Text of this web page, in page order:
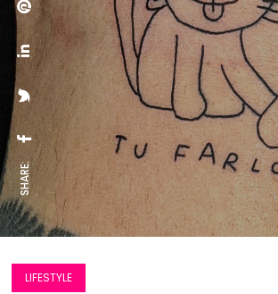
SHARE:
LIFESTYLE